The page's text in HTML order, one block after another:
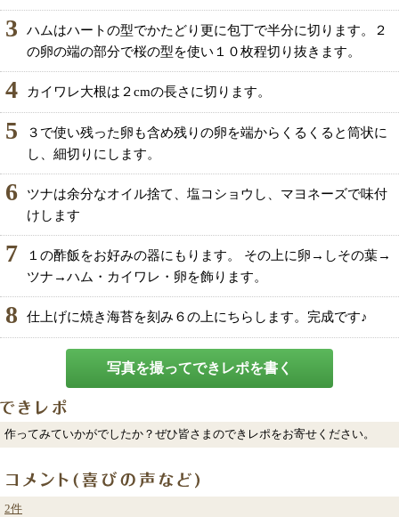
3
ハムはハートの型でかたどり更に包丁で半分に切ります。２
の卵の端の部分で桜の型を使い１０枚程切り抜きます。
4 カイワレ大根は２cmの長さに切ります。
5
３で使い残った卵も含め残りの卵を端からくるくると筒状に
し、細切りにします。
6
ツナは余分なオイル捨て、塩コショウし、マヨネーズで味付
けします
7
１の酢飯をお好みの器にもります。 その上に卵→しその葉→
ツナ→ハム・カイワレ・卵を飾ります。
8 仕上げに焼き海苔を刻み６の上にちらします。完成です♪
写真を撮ってできレポを書く
作ってみていかがでしたか？ぜひ皆さまのできレポをお寄せください。
2件